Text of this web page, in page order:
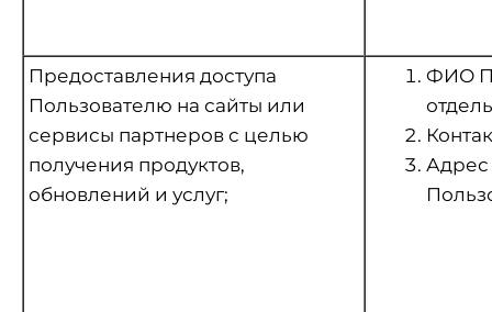
Предоставления доступа
Пользователю на сайты или
сервисы партнеров с целью
получения продуктов,
обновлений и услуг;
ФИО
Адрес